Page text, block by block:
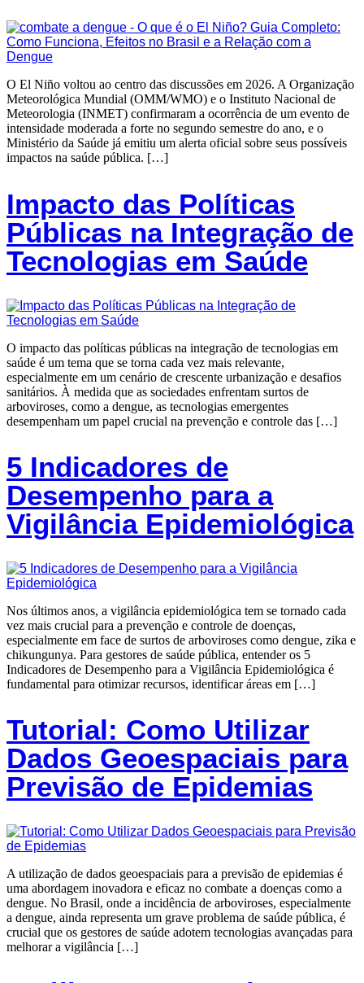
O El Niño voltou ao centro das discussões em 2026. A Organização
Meteorológica Mundial (OMM/WMO) e o Instituto Nacional de
Meteorologia (INMET) confirmaram a ocorrência de um evento de
intensidade moderada a forte no segundo semestre do ano, e o
Ministério da Saúde já emitiu um alerta oficial sobre seus possíveis
impactos na saúde pública. […]
Impacto das Políticas
Públicas na Integração de
Tecnologias em Saúde
O impacto das políticas públicas na integração de tecnologias em
saúde é um tema que se torna cada vez mais relevante,
especialmente em um cenário de crescente urbanização e desafios
sanitários. À medida que as sociedades enfrentam surtos de
arboviroses, como a dengue, as tecnologias emergentes
desempenham um papel crucial na prevenção e controle das […]
5 Indicadores de
Desempenho para a
Vigilância Epidemiológica
Nos últimos anos, a vigilância epidemiológica tem se tornado cada
vez mais crucial para a prevenção e controle de doenças,
especialmente em face de surtos de arboviroses como dengue, zika e
chikungunya. Para gestores de saúde pública, entender os 5
Indicadores de Desempenho para a Vigilância Epidemiológica é
fundamental para otimizar recursos, identificar áreas em […]
Tutorial: Como Utilizar
Dados Geoespaciais para
Previsão de Epidemias
A utilização de dados geoespaciais para a previsão de epidemias é
uma abordagem inovadora e eficaz no combate a doenças como a
dengue. No Brasil, onde a incidência de arboviroses, especialmente
a dengue, ainda representa um grave problema de saúde pública, é
crucial que os gestores de saúde adotem tecnologias avançadas para
melhorar a vigilância […]